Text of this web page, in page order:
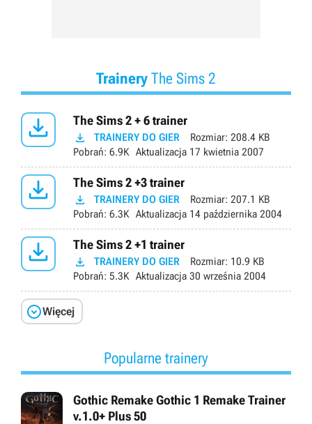
Trainery The Sims 2
 The Sims 2 + 6 trainer
 TRAINERY DO GIER Rozmiar: 208.4 KB
Pobrań: 6.9K Aktualizacja 17 kwietnia 2007
 The Sims 2 +3 trainer
 TRAINERY DO GIER Rozmiar: 207.1 KB
Pobrań: 6.3K Aktualizacja 14 października 2004
 The Sims 2 +1 trainer
 TRAINERY DO GIER Rozmiar: 10.9 KB
Pobrań: 5.3K Aktualizacja 30 września 2004
Więcej
Popularne trainery
Gothic Remake Gothic 1 Remake Trainer
v.1.0+ Plus 50